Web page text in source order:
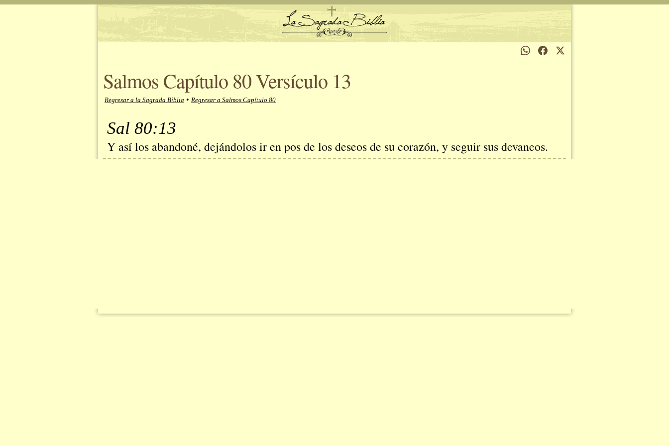
Salmos Capítulo 80 Versículo 13
Regresar a la Sagrada Biblia • Regresar a Salmos Capítulo 80
Sal 80:13
Y así los abandoné, dejándolos ir en pos de los deseos de su corazón, y seguir sus devaneos.